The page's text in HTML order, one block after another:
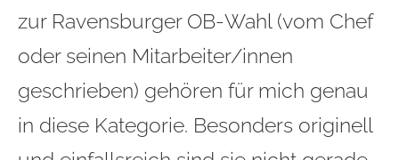
zur Ravensburger OB‑Wahl (vom Chef
oder seinen Mitarbeiter/innen
geschrieben) gehören für mich genau
in diese Kategorie. Besonders originell